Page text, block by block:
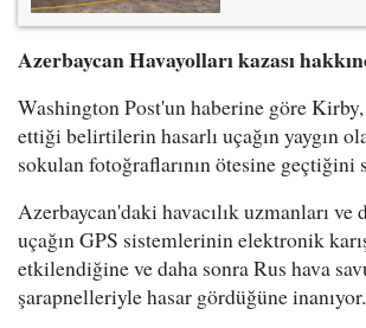
Azerbaycan Havayolları kazası
Washington Post'un haberine göre
ettiği belirtilerin hasarlı uçağın yaygın
sokulan fotoğraflarının ötesine geçtiğini
Azerbaycan'daki havacılık uzmanları ve
uçağın GPS sistemlerinin elektronik
etkilendiğine ve daha sonra Rus hava
şarapnelleriyle hasar gördüğüne inanıyor.